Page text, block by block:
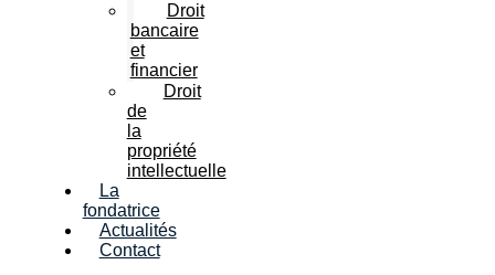
Droit
bancaire
et
financier
Droit
de
la
propriété
intellectuelle
La
fondatrice
Actualités
Contact